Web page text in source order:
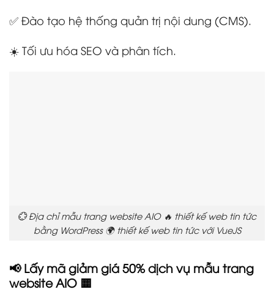
✅ Đào tạo hệ thống quản trị nội dung (CMS).
☀️ Tối ưu hóa SEO và phân tích.
💮 Địa chỉ mẫu trang website AIO 🔥 thiết kế web tin tức
bằng WordPress 🌍 thiết kế web tin tức với VueJS
📢 Lấy mã giảm giá 50% dịch vụ mẫu trang
website AIO 🟨